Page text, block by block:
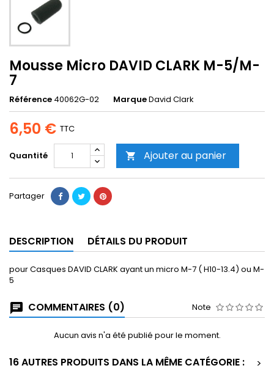
Mousse Micro DAVID CLARK M-5/M-
7
Référence 40062G-02 MarqueDavid Clark
6,50 € TTC
Quantité  Ajouter au panier
Partager
DESCRIPTION DÉTAILS DU PRODUIT
pour Casques DAVID CLARK ayant un micro M-7 ( H10-13.4) ou M-
5
COMMENTAIRES (0) Note
Aucun avis n'a été publié pour le moment.
16 AUTRES PRODUITS DANS LA MÊME CATÉGORIE :
>